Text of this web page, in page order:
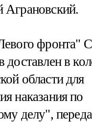
Аграновский.
фронта"
доставлен в
области для
наказания по
делу",